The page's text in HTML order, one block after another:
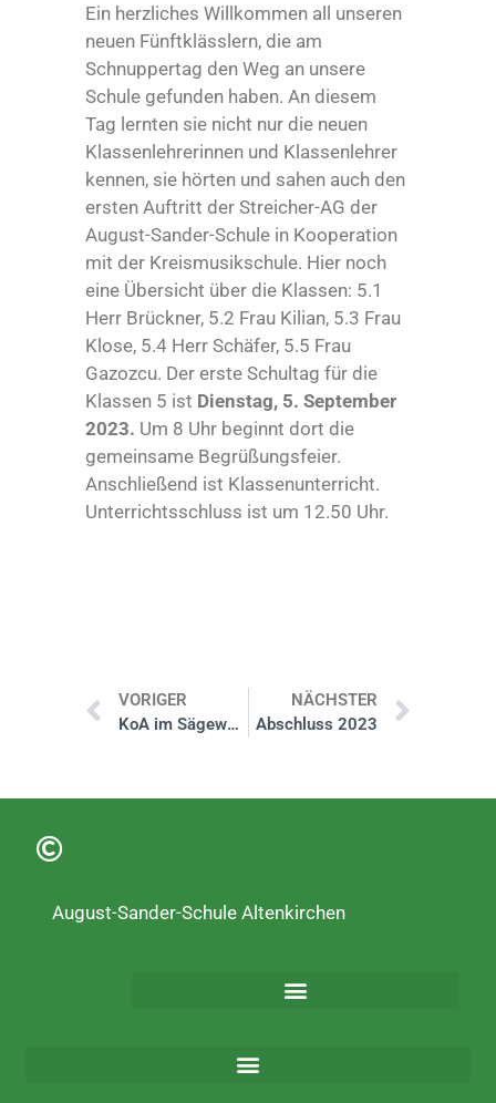
Ein herzliches Willkommen all unseren
neuen Fünftklässlern, die am
Schnuppertag den Weg an unsere
Schule gefunden haben. An diesem
Tag lernten sie nicht nur die neuen
Klassenlehrerinnen und Klassenlehrer
kennen, sie hörten und sahen auch den
ersten Auftritt der Streicher-AG der
August-Sander-Schule in Kooperation
mit der Kreismusikschule. Hier noch
eine Übersicht über die Klassen: 5.1
Herr Brückner, 5.2 Frau Kilian, 5.3 Frau
Klose, 5.4 Herr Schäfer, 5.5 Frau
Gazozcu. Der erste Schultag für die
Klassen 5 ist Dienstag, 5. September
2023. Um 8 Uhr beginnt dort die
gemeinsame Begrüßungsfeier.
Anschließend ist Klassenunterricht.
Unterrichtsschluss ist um 12.50 Uhr.
VORIGER
KoA im Sägewerk
NÄCHSTER
Abschluss 2023
August-Sander-Schule Altenkirchen